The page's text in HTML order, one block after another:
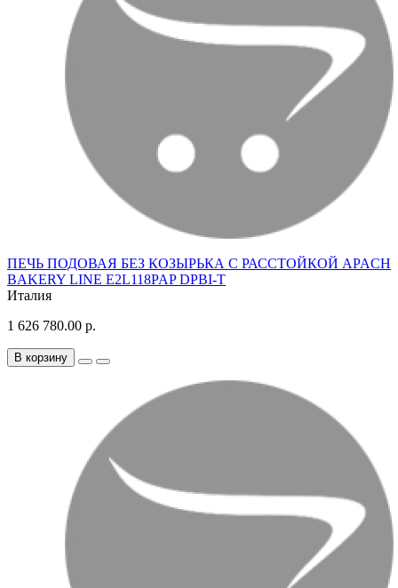
ПЕЧЬ ПОДОВАЯ БЕЗ КОЗЫРЬКА С РАССТОЙКОЙ APACH
BAKERY LINE E2L118PAP DPBI-T
Италия
1 626 780.00 р.
В корзину